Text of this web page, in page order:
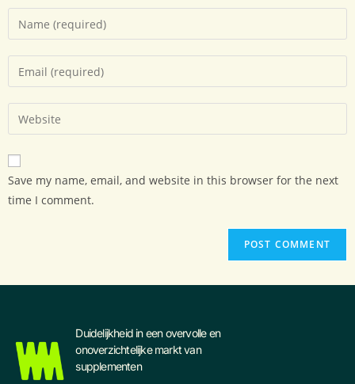
Save my name, email, and website in this browser for the next
time I comment.
Duidelijkheid in een overvolle en
onoverzichtelijke markt van
supplementen